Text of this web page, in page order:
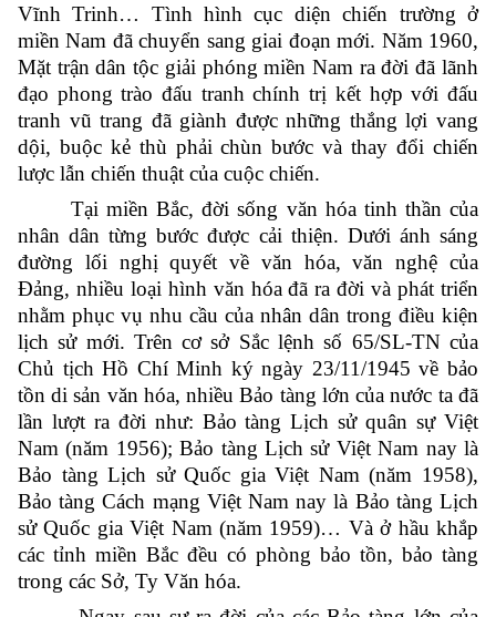
Vĩnh Trinh… Tình hình cục diện chiến trường ở
miền Nam đã chuyển sang giai đoạn mới. Năm 1960,
Mặt trận dân tộc giải phóng miền Nam ra đời đã lãnh
đạo phong trào đấu tranh chính trị kết hợp với đấu
tranh vũ trang đã giành được những thắng lợi vang
dội, buộc kẻ thù phải chùn bước và thay đổi chiến
lược lẫn chiến thuật của cuộc chiến.
Tại miền Bắc, đời sống văn hóa tinh thần của
nhân dân từng bước được cải thiện. Dưới ánh sáng
đường lối nghị quyết về văn hóa, văn nghệ của
Đảng, nhiều loại hình văn hóa đã ra đời và phát triển
nhằm phục vụ nhu cầu của nhân dân trong điều kiện
lịch sử mới. Trên cơ sở Sắc lệnh số 65/SL-TN của
Chủ tịch Hồ Chí Minh ký ngày 23/11/1945 về bảo
tồn di sản văn hóa, nhiều Bảo tàng lớn của nước ta đã
lần lượt ra đời như: Bảo tàng Lịch sử quân sự Việt
Nam (năm 1956); Bảo tàng Lịch sử Việt Nam nay là
Bảo tàng Lịch sử Quốc gia Việt Nam (năm 1958),
Bảo tàng Cách mạng Việt Nam nay là Bảo tàng Lịch
sử Quốc gia Việt Nam (năm 1959)… Và ở hầu khắp
các tỉnh miền Bắc đều có phòng bảo tồn, bảo tàng
trong các Sở, Ty Văn hóa.